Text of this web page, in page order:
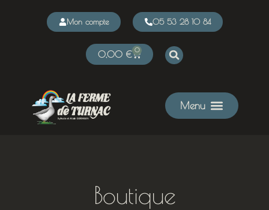
Mon compte 05 53 28 10 84
0,00 € 0
Boutique